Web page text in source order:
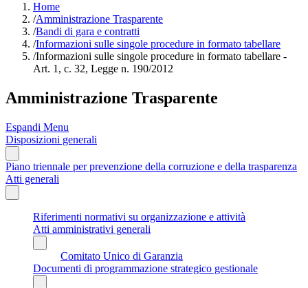
Home
/Amministrazione Trasparente
/Bandi di gara e contratti
/Informazioni sulle singole procedure in formato tabellare
/Informazioni sulle singole procedure in formato tabellare -
Art. 1, c. 32, Legge n. 190/2012
Amministrazione Trasparente
Espandi Menu
Disposizioni generali
Piano triennale per prevenzione della corruzione e della trasparenza
Atti generali
Riferimenti normativi su organizzazione e attività
Atti amministrativi generali
Comitato Unico di Garanzia
Documenti di programmazione strategico gestionale